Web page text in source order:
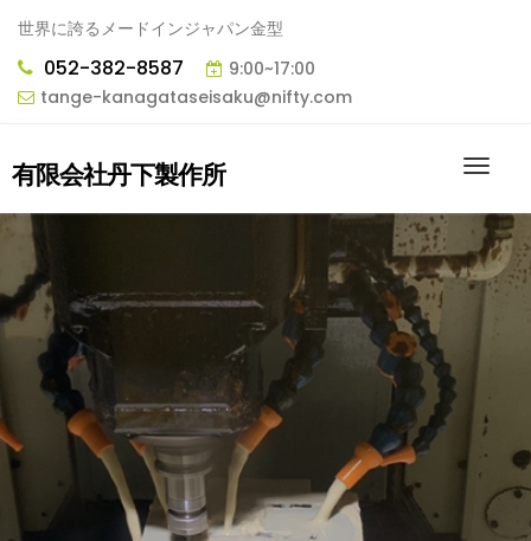
世界に誇るメードインジャパン金型
052-382-8587
9:00~17:00
tange-kanagataseisaku@nifty.com
有限会社丹下製作所